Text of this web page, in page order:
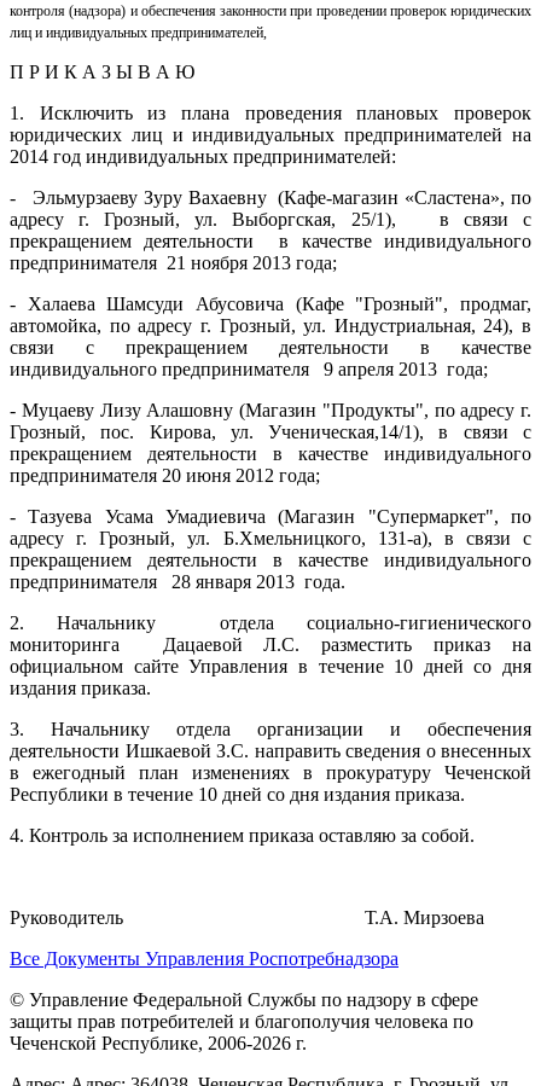
контроля (надзора) и обеспечения законности при проведении проверок юридических
лиц и индивидуальных предпринимателей,
П Р И К А З Ы В А Ю
1. Исключить из плана проведения плановых проверок
юридических лиц и индивидуальных предпринимателей на
2014 год индивидуальных предпринимателей:
- Эльмурзаеву Зуру Вахаевну (Кафе-магазин «Сластена», по
адресу г. Грозный, ул. Выборгская, 25/1), в связи с
прекращением деятельности в качестве индивидуального
предпринимателя 21 ноября 2013 года;
- Халаева Шамсуди Абусовича (Кафе "Грозный", продмаг,
автомойка, по адресу г. Грозный, ул. Индустриальная, 24), в
связи с прекращением деятельности в качестве
индивидуального предпринимателя 9 апреля 2013 года;
- Муцаеву Лизу Алашовну (Магазин "Продукты", по адресу г.
Грозный, пос. Кирова, ул. Ученическая,14/1), в связи с
прекращением деятельности в качестве индивидуального
предпринимателя 20 июня 2012 года;
- Тазуева Усама Умадиевича (Магазин "Супермаркет", по
адресу г. Грозный, ул. Б.Хмельницкого, 131-а), в связи с
прекращением деятельности в качестве индивидуального
предпринимателя 28 января 2013 года.
2. Начальнику отдела социально-гигиенического
мониторинга Дацаевой Л.С. разместить приказ на
официальном сайте Управления в течение 10 дней со дня
издания приказа.
3. Начальнику отдела организации и обеспечения
деятельности Ишкаевой З.С. направить сведения о внесенных
в ежегодный план изменениях в прокуратуру Чеченской
Республики в течение 10 дней со дня издания приказа.
4. Контроль за исполнением приказа оставляю за собой.
Руководитель Т.А. Мирзоева
Все Документы Управления Роспотребнадзора
© Управление Федеральной Службы по надзору в сфере
защиты прав потребителей и благополучия человека по
Чеченской Республике, 2006-2026 г.